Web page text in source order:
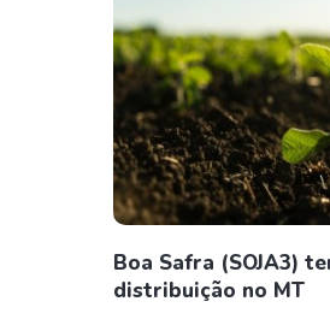
Boa Safra (SOJA3)
distribuição no MT